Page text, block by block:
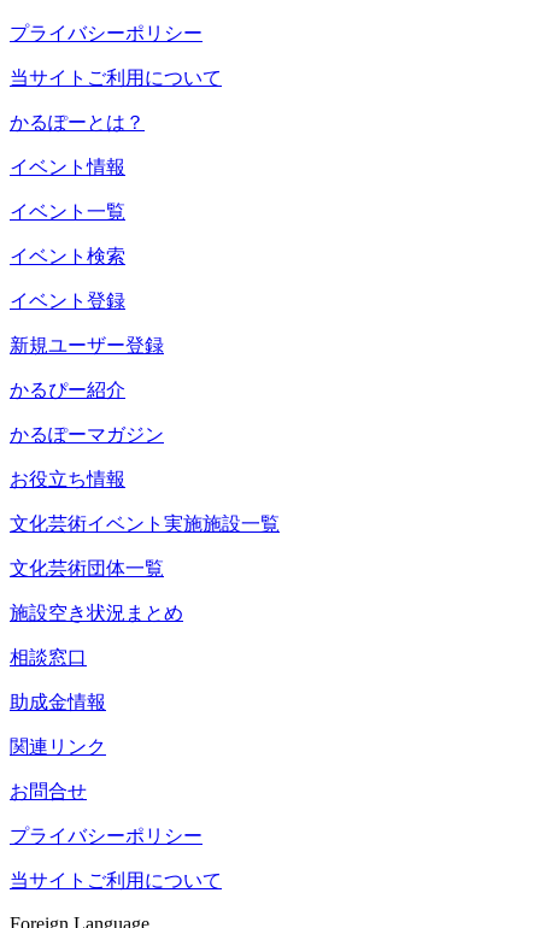
プライバシーポリシー
当サイトご利用について
かるぽーとは？
イベント情報
イベント一覧
イベント検索
イベント登録
新規ユーザー登録
かるぴー紹介
かるぽーマガジン
お役立ち情報
文化芸術イベント実施施設一覧
文化芸術団体一覧
施設空き状況まとめ
相談窓口
助成金情報
関連リンク
お問合せ
プライバシーポリシー
当サイトご利用について
Foreign Language